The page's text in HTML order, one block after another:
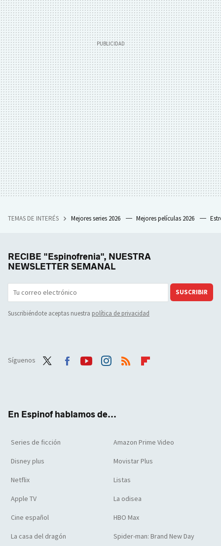
TEMAS DE INTERÉS Mejores series 2026 Mejores películas 2026
RECIBE "Espinofrenia", NUESTRA
NEWSLETTER SEMANAL
SUSCRIBIR
Suscribiéndote aceptas nuestra política de privacidad
Síguenos
En Espinof hablamos de...
Series de ficción Amazon Prime Video
Disney plus Movistar Plus
Netflix Listas
Apple TV La odisea
Cine español HBO Max
La casa del dragón Spider-man: Brand New Day